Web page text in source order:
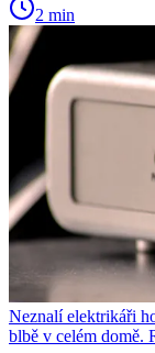
2 min
Neznalí elektrikáři
blbě v celém domě.